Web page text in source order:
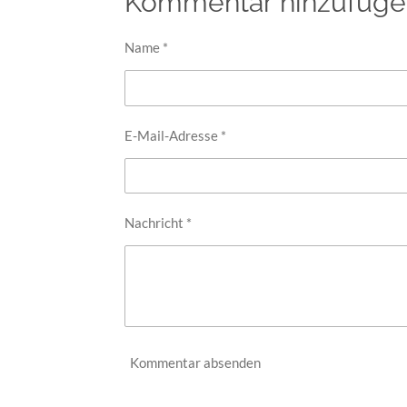
e
e
e
Name *
E-Mail-Adresse *
Nachricht *
Kommentar absenden